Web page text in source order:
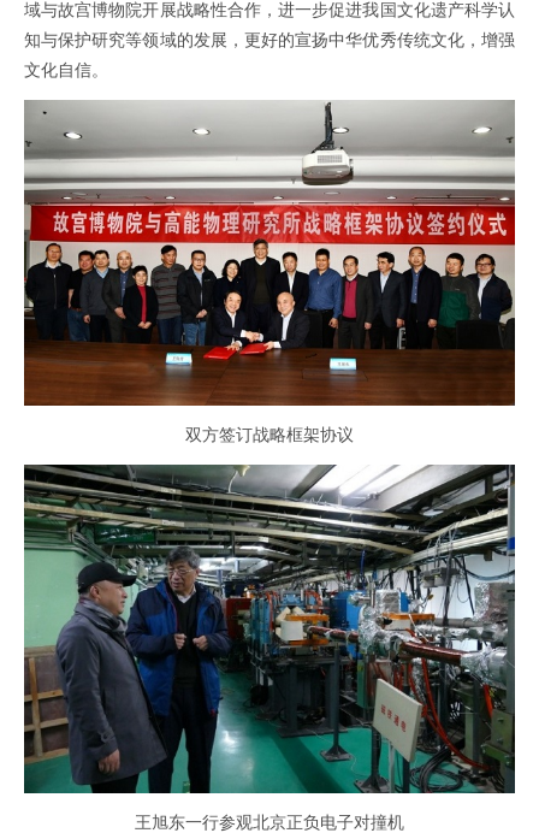
域与故宫博物院开展战略性合作，进一步促进我国文化遗产科学认
知与保护研究等领域的发展，更好的宣扬中华优秀传统文化，增强
文化自信。
双方签订战略框架协议
王旭东一行参观北京正负电子对撞机